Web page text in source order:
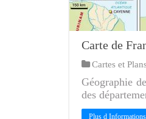
Carte de
Cartes et
Géographie
des
Plus d